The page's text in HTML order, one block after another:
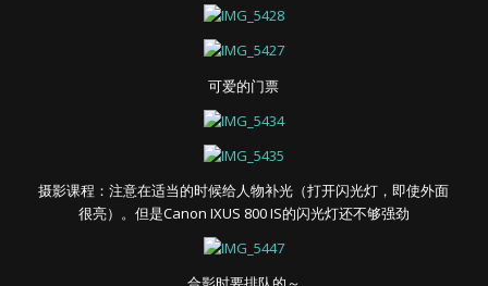
可爱的门票
摄影课程：注意在适当的时候给人物补光（打开闪光灯，即使外面
很亮）。但是Canon IXUS 800 IS的闪光灯还不够强劲